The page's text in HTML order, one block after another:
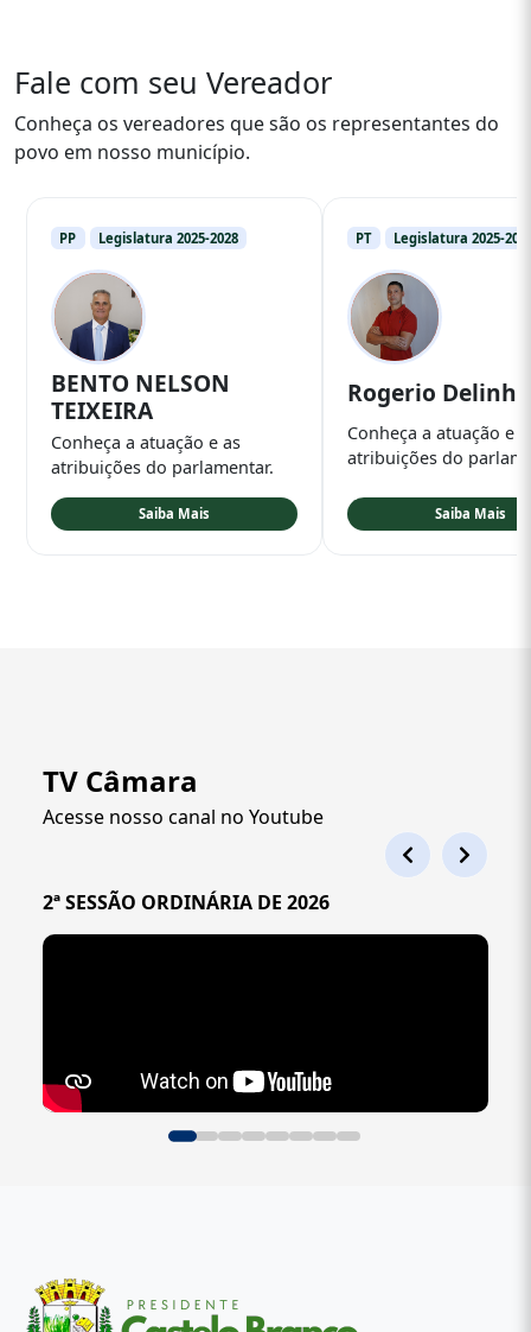
Fale com seu Vereador
Conheça os vereadores que são os representantes do
povo em nosso município.
PP Legislatura 2025-2028
BENTO NELSON
TEIXEIRA
Conheça a atuação e as
atribuições do parlamentar.
Saiba Mais
PT Legislatura 2025-
Rogerio Delinho
Conheça a atuação e
atribuições do
Saiba Mais
TV Câmara
Acesse nosso canal no Youtube
2ª SESSÃO ORDINÁRIA DE 2026